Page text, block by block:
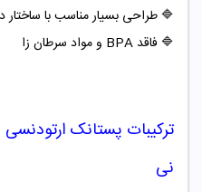
🔷 طراحی بسیار مناسب با ساختار
🔷 فاقد BPA و مواد سرطان زا
ترکیبات
نی